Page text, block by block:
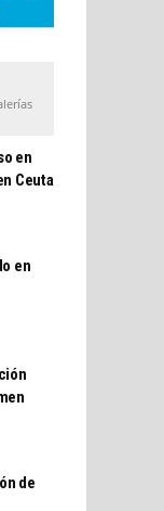
en
Ceuta
en
de